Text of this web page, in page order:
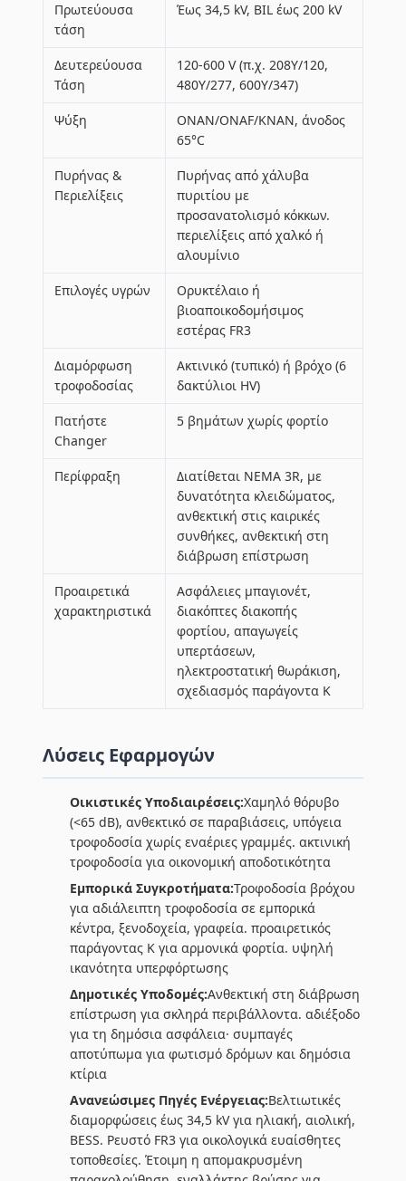
Πρωτεύουσα
τάση
Έως 34,5 kV, BIL έως 200 kV
Δευτερεύουσα
Τάση
120-600 V (π.χ. 208Y/120,
480Y/277, 600Y/347)
Ψύξη
ONAN/ONAF/KNAN, άνοδος
65°C
Πυρήνας &
Περιελίξεις
Πυρήνας από χάλυβα
πυριτίου με
προσανατολισμό κόκκων.
περιελίξεις από χαλκό ή
αλουμίνιο
Επιλογές υγρών
Ορυκτέλαιο ή
βιοαποικοδομήσιμος
εστέρας FR3
Διαμόρφωση
τροφοδοσίας
Ακτινικό (τυπικό) ή βρόχο (6
δακτύλιοι HV)
Πατήστε
Changer
5 βημάτων χωρίς φορτίο
Περίφραξη
Διατίθεται NEMA 3R, με
δυνατότητα κλειδώματος,
ανθεκτική στις καιρικές
συνθήκες, ανθεκτική στη
διάβρωση επίστρωση
Προαιρετικά
χαρακτηριστικά
Ασφάλειες μπαγιονέτ,
διακόπτες διακοπής
φορτίου, απαγωγείς
υπερτάσεων,
ηλεκτροστατική θωράκιση,
σχεδιασμός παράγοντα Κ
Λύσεις Εφαρμογών
Οικιστικές Υποδιαιρέσεις:Χαμηλό θόρυβο
(<65 dB), ανθεκτικό σε παραβιάσεις, υπόγεια
τροφοδοσία χωρίς εναέριες γραμμές. ακτινική
τροφοδοσία για οικονομική αποδοτικότητα
Εμπορικά Συγκροτήματα:Τροφοδοσία βρόχου
για αδιάλειπτη τροφοδοσία σε εμπορικά
κέντρα, ξενοδοχεία, γραφεία. προαιρετικός
παράγοντας Κ για αρμονικά φορτία. υψηλή
ικανότητα υπερφόρτωσης
Δημοτικές Υποδομές:Ανθεκτική στη διάβρωση
επίστρωση για σκληρά περιβάλλοντα. αδιέξοδο
για τη δημόσια ασφάλεια· συμπαγές
αποτύπωμα για φωτισμό δρόμων και δημόσια
κτίρια
Ανανεώσιμες Πηγές Ενέργειας:Βελτιωτικές
διαμορφώσεις έως 34,5 kV για ηλιακή, αιολική,
BESS. Ρευστό FR3 για οικολογικά ευαίσθητες
τοποθεσίες. Έτοιμη η απομακρυσμένη